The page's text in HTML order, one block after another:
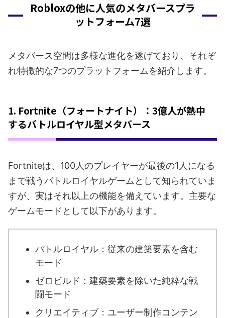
Robloxの他に人気のメタバースプラ
ットフォーム7選
メタバース空間は多様な進化を遂げており、それぞ
れ特徴的な7つのプラットフォームを紹介します。
1. Fortnite（フォートナイト）：3億人が熱中
するバトルロイヤル型メタバース
Fortniteは、100人のプレイヤーが最後の1人になる
まで戦うバトルロイヤルゲームとして知られていま
すが、実はそれ以上の機能を備えています。主要な
ゲームモードとして以下があります。
バトルロイヤル：従来の建築要素を含む
モード
ゼロビルド：建築要素を除いた純粋な戦
闘モード
クリエイティブ：ユーザー制作コンテン